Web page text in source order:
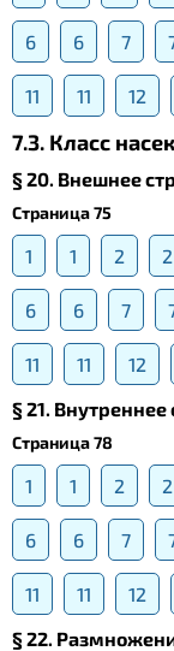
6 6 7
11 11 12
7.3. Класс
§ 20. Внешнее
Страница 75
1 1 2 2
6 6 7
11 11 12
§ 21.
Страница 78
1 1 2 2
6 6 7
11 11 12
§ 22.